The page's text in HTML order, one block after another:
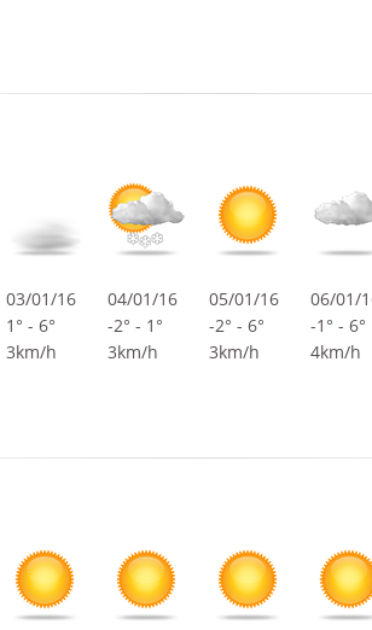
03/01/16
1° - 6°
3km/h
04/01/16
-2° - 1°
3km/h
05/01/16
-2° - 6°
3km/h
06/01/
-1° - 6°
4km/h